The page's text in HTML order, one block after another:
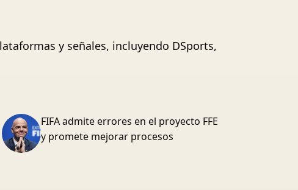
y señales, incluyendo DSports,
FIFA admite errores en el proyecto FFE
y promete mejorar procesos